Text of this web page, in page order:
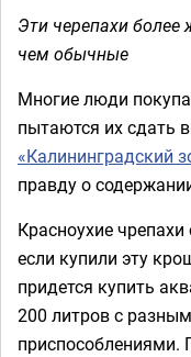
Эти черепахи
чем обычные
Многие люди
пытаются их сдать
«Калининградский
правду о
Красноухие
если купили эту
придется купить
200 литров с
приспособлениями.